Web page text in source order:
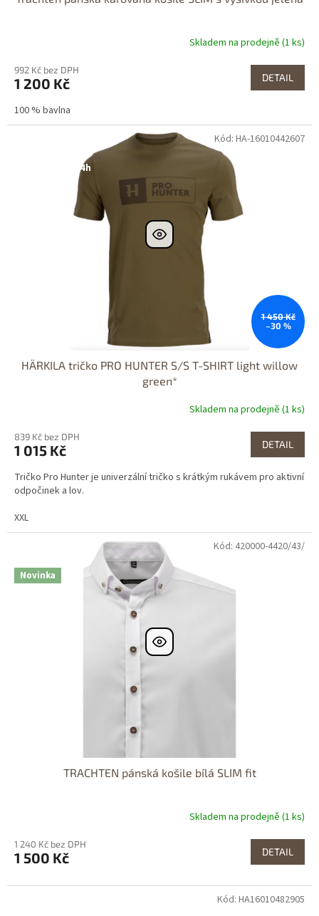
Skladem na prodejně (1 ks)
992 Kč bez DPH
1 200 Kč DETAIL
100 % bavlna
Dostupnost 24h
1 450 Kč
–30 %
HÄRKILA tričko PRO HUNTER S/S T-SHIRT light willow
green*
Skladem na prodejně (1 ks)
839 Kč bez DPH
1 015 Kč DETAIL
Tričko Pro Hunter je univerzální tričko s krátkým rukávem pro aktivní
odpočinek a lov.
XXL
Kód: HA-16010442607
Novinka
TRACHTEN pánská košile bílá SLIM fit
Skladem na prodejně (1 ks)
1 240 Kč bez DPH
1 500 Kč DETAIL
Kód: 420000-4420/43/
Kód: HA16010482905